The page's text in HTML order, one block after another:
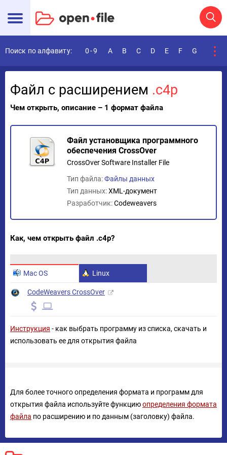
Поиск по алфавиту: 0-9 A B C D E F G
Файл с расширением .c4p
Чем открыть, описание – 1 формат файла
Файл установщика программного
обеспечения CrossOver
CrossOver Software Installer File
Тип файла:Файлы данных
Тип данных:XML-документ
Разработчик:Codeweavers
Как, чем открыть файл .c4p?
Mac OS Linux
CodeWeavers CrossOver
Инструкция - как выбрать программу из списка, скачать и
использовать ее для открытия файла
Для более точного определения формата и программ для
открытия файла используйте функциюопределения формата
файла по расширению и по данным (заголовку) файла.